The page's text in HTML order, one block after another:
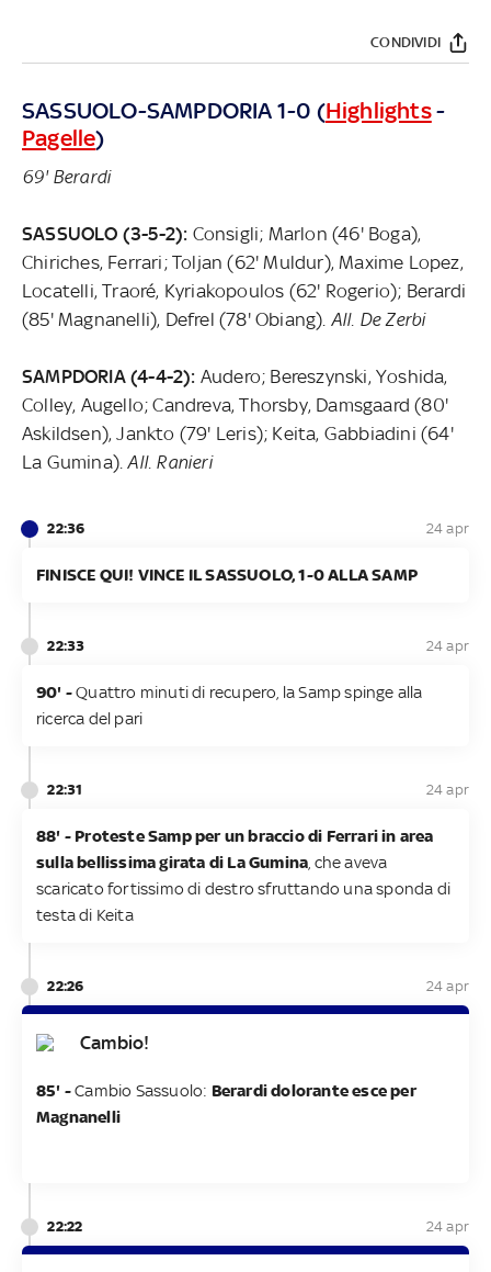
CONDIVIDI
SASSUOLO-SAMPDORIA 1-0 (Highlights-
Pagelle)
69' Berardi
SASSUOLO (3-5-2): Consigli; Marlon (46' Boga),
Chiriches, Ferrari; Toljan (62' Muldur), Maxime Lopez,
Locatelli, Traoré, Kyriakopoulos (62' Rogerio); Berardi
(85' Magnanelli), Defrel (78' Obiang). All. De Zerbi
SAMPDORIA (4-4-2): Audero; Bereszynski, Yoshida,
Colley, Augello; Candreva, Thorsby, Damsgaard (80'
Askildsen), Jankto (79' Leris); Keita, Gabbiadini (64'
La Gumina) . All. Ranieri
22:36 24 apr
FINISCE QUI! VINCE IL SASSUOLO, 1-0 ALLA SAMP
22:33 24 apr
90' -Quattro minuti di recupero, la Samp spinge alla
ricerca del pari
22:31 24 apr
88' - Proteste Samp per un braccio di Ferrari in area
sulla bellissima girata di La Gumina , che aveva
scaricato fortissimo di destro sfruttando una sponda di
testa di Keita
22:26 24 apr
Cambio!
85' -Cambio Sassuolo: Berardi dolorante esce per
Magnanelli
22:22 24 apr